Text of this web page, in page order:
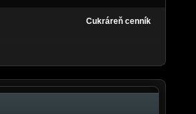
Cukráreň cenník